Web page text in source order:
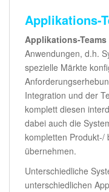
Applikations-
Applikations-Teams
Anwendungen, d.h.
spezielle Märkte
Integration und der
komplett diesen
dabei auch die
kompletten Produkt-/
übernehmen.
Unterschiedliche
unterschiedlichen